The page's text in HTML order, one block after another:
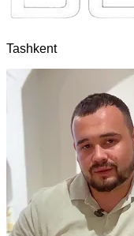
Tashkent